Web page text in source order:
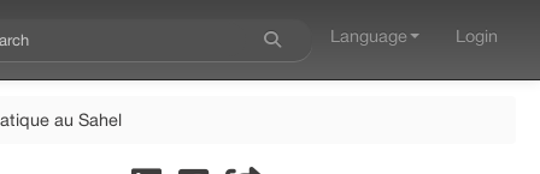
Language Login
au Sahel